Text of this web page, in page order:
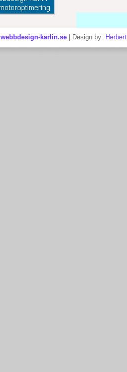
webbdesign-karlin.se | Design by: